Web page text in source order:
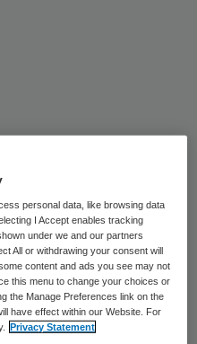
september in dienst
(ZGT) als lid van
wordt onder meer
portefeuille
heeft
Hengelo.
personal data, like browsing data
I Accept enables tracking
under we and our partners
All or withdrawing your consent will
content and ads you see may not
this menu to change your choices or
the Manage Preferences link on the
have effect within our Website. For
Privacy Statement